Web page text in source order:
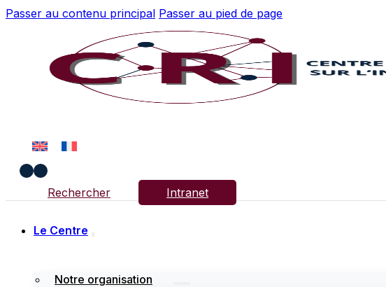
Passer au contenu principal Passer au pied de page
Rechercher Intranet
Le Centre
Notre organisation